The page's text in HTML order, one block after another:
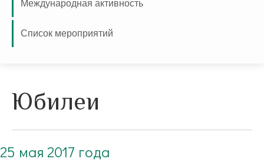
Международная активность
Список мероприятий
Юбилеи
25 мая 2017 года